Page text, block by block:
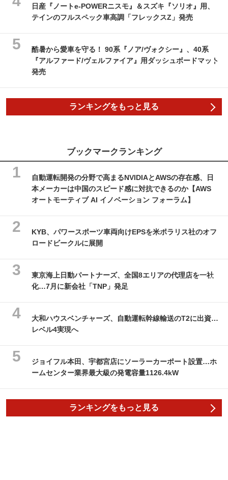
日産『ノートe-POWERニスモ』＆スズキ『ソリオ』用、
テインのフルスペック車高調「フレックスZ」発売
酷暑から愛車を守る！ 90系『ノア/ヴォクシー』、40系
『アルファード/ヴェルファイア』用ダッシュボードマット
発売
ランキングをもっと見る
ブックマークランキング
自動運転開発の分野で高まるNVIDIAとAWSの存在感、日
本メーカーは中国のスピード感に対抗できるのか【AWS
オートモーティブ AI イノベーション フォーラム】
KYB、パワースポーツ車両向けEPSを米ポラリス社のオフ
ロードビークルに展開
東京海上日動パートナーズ、全国8エリアの代理店を一社
化…7月に新会社「TNP」発足
大和ハウスベンチャーズ、自動運転幹線輸送のT2に出資…
レベル4実現へ
ジョイフル本田、宇都宮店にソーラーカーポート設置…ホ
ームセンター業界最大級の発電容量1126.4kW
ランキングをもっと見る